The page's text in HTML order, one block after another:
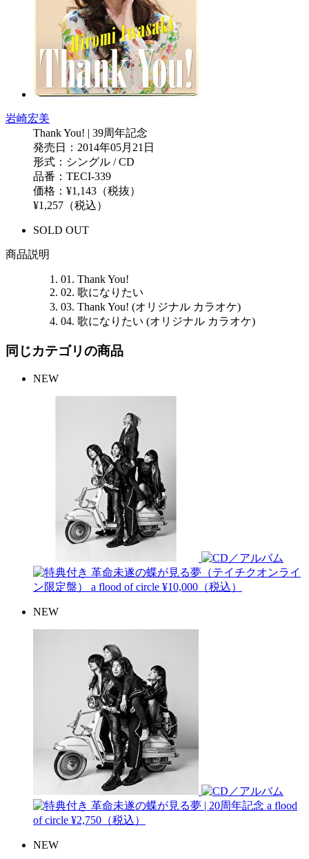
岩崎宏美
Thank You! | 39周年記念
発売日：2014年05月21日
形式：シングル / CD
品番：TECI-339
価格：¥1,143（税抜）
¥1,257（税込）
SOLD OUT
商品説明
01. Thank You!
02. 歌になりたい
03. Thank You! (オリジナル カラオケ)
04. 歌になりたい (オリジナル カラオケ)
同じカテゴリの商品
NEW
革命未遂の蝶が見る夢（テイチクオンライ
ン限定盤） a flood of circle ¥10,000（税込）
NEW
革命未遂の蝶が見る夢 | 20周年記念 a flood
of circle ¥2,750（税込）
NEW